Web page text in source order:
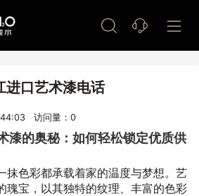
进口艺术漆电话
访问量： 0
漆的奥秘：如何轻松锁定优质供
抹色彩都承载着家的温度与梦想。艺
瑰宝，以其独特的纹理、丰富的色彩